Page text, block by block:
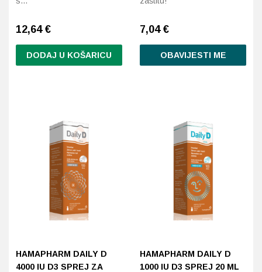
12,64 €
DODAJ U KOŠARICU
7,04 €
OBAVIJESTI ME
HAMAPHARM DAILY D
4000 IU D3 SPREJ ZA
HAMAPHARM DAILY D
1000 IU D3 SPREJ 20 ML